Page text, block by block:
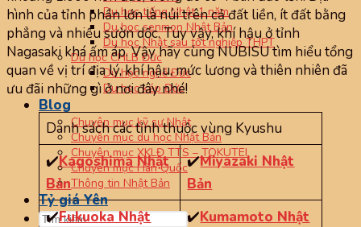
Du học tiếng Nhật 1 năm
Du học senmon Nhật Bản
Du học Nhật sau tốt nghiệp THPT
Du học CHLB Đức
Du học nghề Đức
Du học kép Đức
Blog
Chuyên mục kỹ sư Nhật
Chuyên mục du học Nhật Bản
Chuyên mục XKLĐ TTS – TOKUTEI
Chuyên mục Hàn Quốc
Thông tin Nhật Bản
Tỷ giá Yên
hình của tỉnh phần lớn là núi trên cả đất liền, ít đất bằng
phẳng và nhiều sườn dốc. Tuy vậy, khí hậu ở tỉnh
Nagasaki khá ấm áp. Vậy hãy cùng NUBISU tìm hiểu tổng
quan về vị trí địa lý, khí hậu, mức lương và thiên nhiên đã
ưu đãi những gì ở nơi đây nhé!
Danh sách các tỉnh thuộc vùng Kyushu
✔️Kagoshima Nhật
Bản
✔️Miyazaki Nhật
Bản
✔️Fukuoka Nhật
✔️Kumamoto Nhật